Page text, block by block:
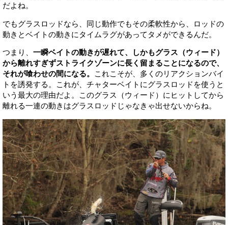
だよね。
でもグラスロッドなら、同じ動作でもその柔軟性から、ロッドの
動きとベイトの動きにタイムラグがあってタメができるんだ。
つまり、 一瞬ベイトの動きが遅れて、しかもグラス（ウィード）
から離れすぎずストライクゾーンに長く留まることになるので、
それが喰わせの間になる。
これこそが、多くのリアクションバイ
トを誘発する。これが、チャターベイトにグラスロッドを使うと
いう最大の理由だよ。このグラス（ウィード）にヒットしてから
離れる一連の動きはグラスロッドじゃなきゃ出せないからね。